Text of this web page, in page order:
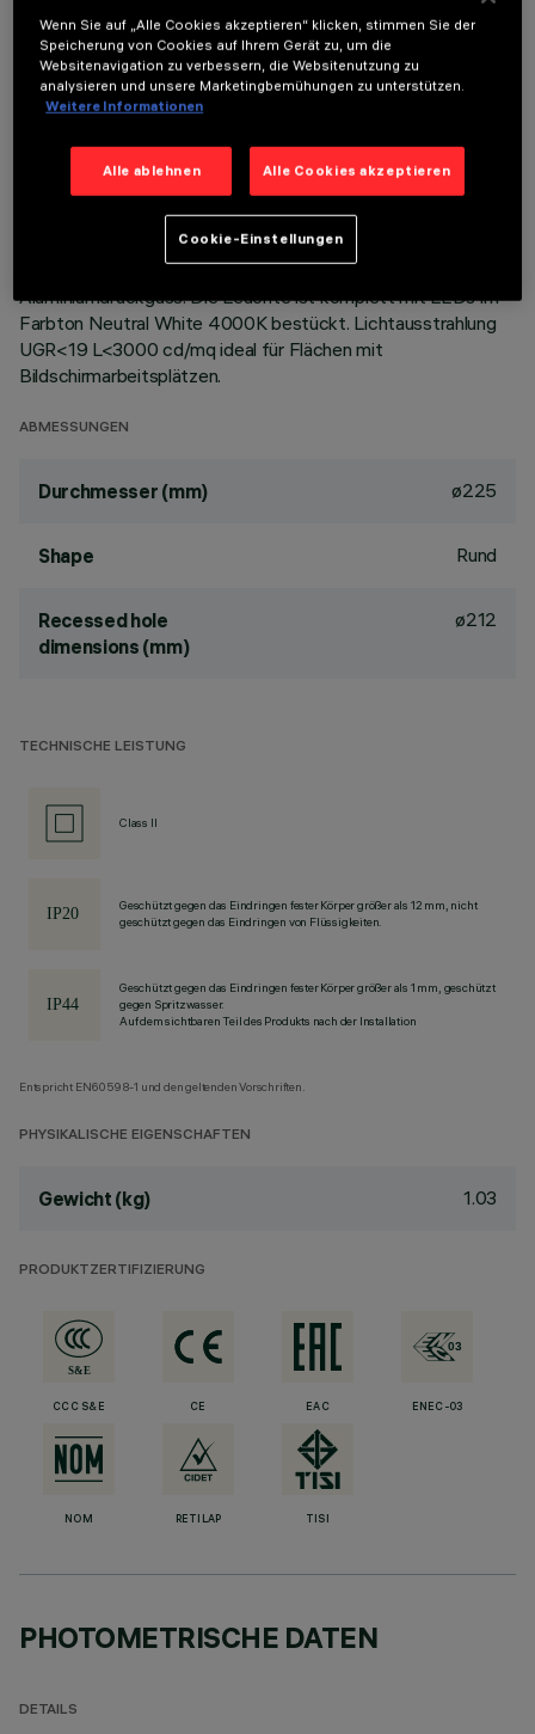
TECHNISCHE DATEN
LETZTES UPDATE: 06.08.2026
Festinstallierte Rundleuchte für den Einsatz von LED-
Lichtquellen mit CoB-Technologie. Version mit Rahmen zur
aufgesetzten Installation. Hochglänzender,
aluminiumbedampfter Kunststoffreflektor mit kratzfester
Schutzschicht. Wärmeableiter aus grau lackiertem
Aluminiumdruckguss. Die Leuchte ist komplett mit LEDs im
Farbton Neutral White 4000K bestückt. Lichtausstrahlung
UGR<19 L<3000 cd/mq ideal für Flächen mit
Bildschirmarbeitsplätzen.
ABMESSUNGEN
Durchmesser (mm) ø225
Shape Rund
Recessed hole
dimensions (mm)
ø212
TECHNISCHE LEISTUNG
Class II
Geschützt gegen das Eindringen fester Körper größer als 12 mm, nicht
geschützt gegen das Eindringen von Flüssigkeiten.
Geschützt gegen das Eindringen fester Körper größer als 1 mm, geschützt
gegen Spritzwasser.
Auf dem sichtbaren Teil des Produkts nach der Installation
Entspricht EN60598-1 und den geltenden Vorschriften.
PHYSIKALISCHE EIGENSCHAFTEN
Gewicht (kg) 1.03
PRODUKTZERTIFIZIERUNG
CCC S&E CE EAC ENEC-03
NOM RETILAP TISI
PHOTOMETRISCHE DATEN
DETAILS
Wenn Sie auf „Alle Cookies akzeptieren“ klicken, stimmen Sie der
Speicherung von Cookies auf Ihrem Gerät zu, um die
Websitenavigation zu verbessern, die Websitenutzung zu
analysieren und unsere Marketingbemühungen zu unterstützen.
Weitere Informationen
Alle ablehnen Alle Cookies akzeptieren
Cookie-Einstellungen